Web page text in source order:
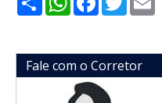
Fale com o Corretor